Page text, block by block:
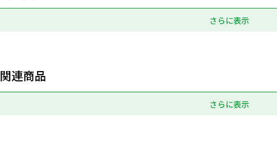
さらに表示
関連商品
さらに表示